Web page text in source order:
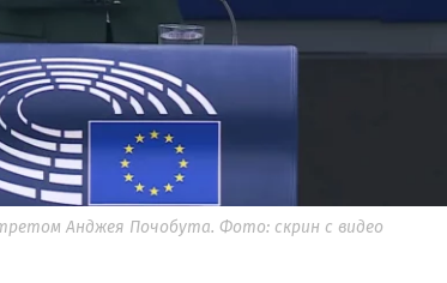
Анджея Почобута. Фото: скрин с видео